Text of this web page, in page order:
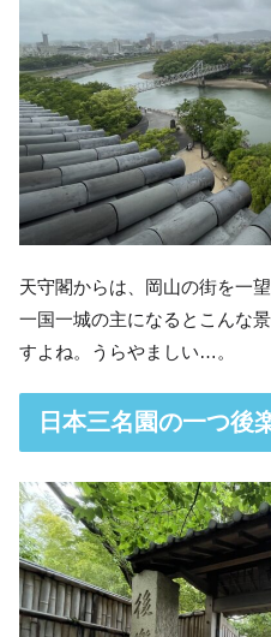
天守閣からは、岡山の街を一
一国一城の主になるとこんな
すよね。うらやましい…。
日本三名園の一つ後